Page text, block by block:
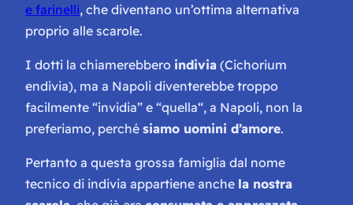
e farinelli, che diventano un’ottima alternativa
proprio alle scarole.
I dotti la chiamerebbero indivia (Cichorium
endivia), ma a Napoli diventerebbe troppo
facilmente “invidia” e “quella“, a Napoli, non la
preferiamo, perché siamo uomini d’amore.
Pertanto a questa grossa famiglia dal nome
tecnico di indivia appartiene anche la nostra